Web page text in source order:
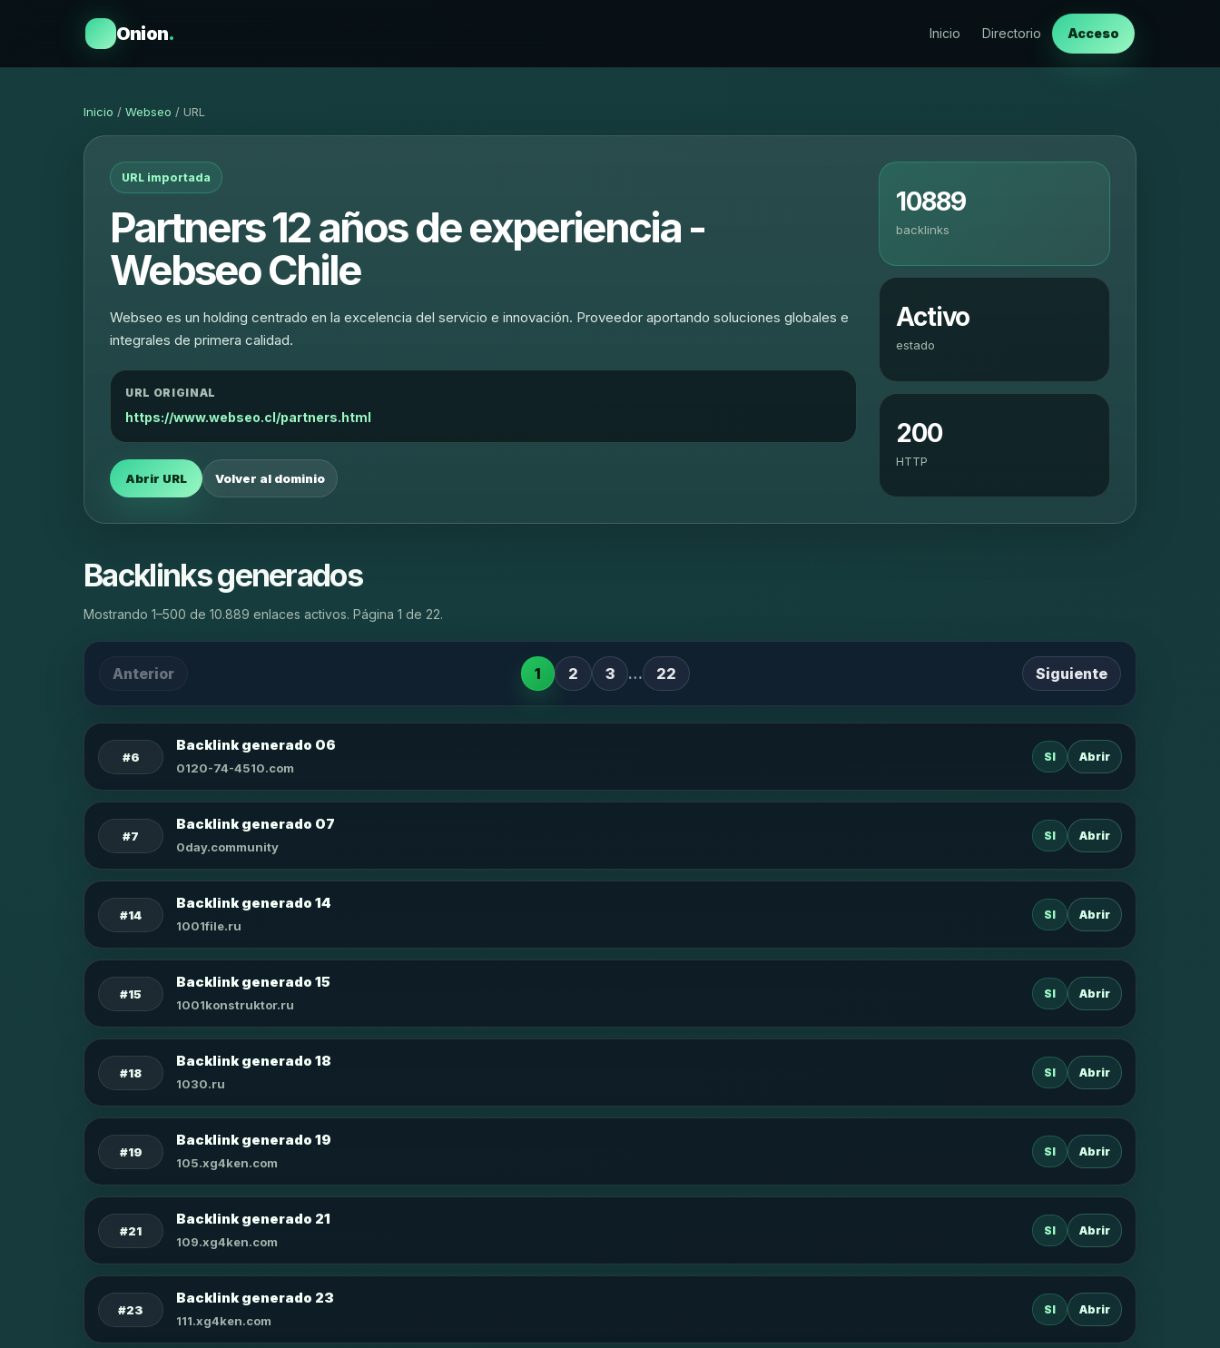
Onion. Inicio Directorio Acceso
Inicio / Webseo / URL
URL importada
Partners 12 años de experiencia -
Webseo Chile
Webseo es un holding centrado en la excelencia del servicio e innovación. Proveedor aportando soluciones globales e
integrales de primera calidad.
URL ORIGINAL
https://www.webseo.cl/partners.html
Abrir URL Volver al dominio
10889
backlinks
Activo
estado
200
HTTP
Backlinks generados
Mostrando 1–500 de 10.889 enlaces activos. Página 1 de 22.
Anterior 1 2 3 … 22 Siguiente
#6
Backlink generado 06
0120-74-4510.com
SI Abrir
#7
Backlink generado 07
0day.community
SI Abrir
#14
Backlink generado 14
1001file.ru
SI Abrir
#15
Backlink generado 15
1001konstruktor.ru
SI Abrir
#18
Backlink generado 18
1030.ru
SI Abrir
#19
Backlink generado 19
105.xg4ken.com
SI Abrir
#21
Backlink generado 21
109.xg4ken.com
SI Abrir
#23
Backlink generado 23
111.xg4ken.com
SI Abrir